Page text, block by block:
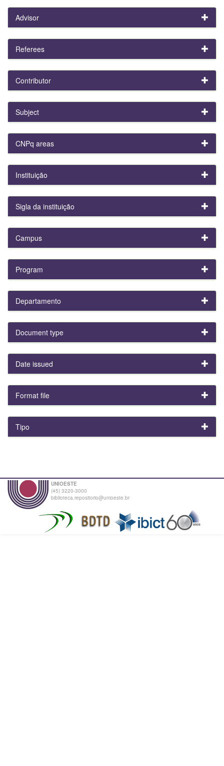
Advisor
Referees
Contributor
Subject
CNPq areas
Instituição
Sigla da instituição
Campus
Program
Departamento
Document type
Date issued
Format file
Tipo
UNIOESTE
(45) 3220-3000
biblioteca.repositorio@unioeste.br